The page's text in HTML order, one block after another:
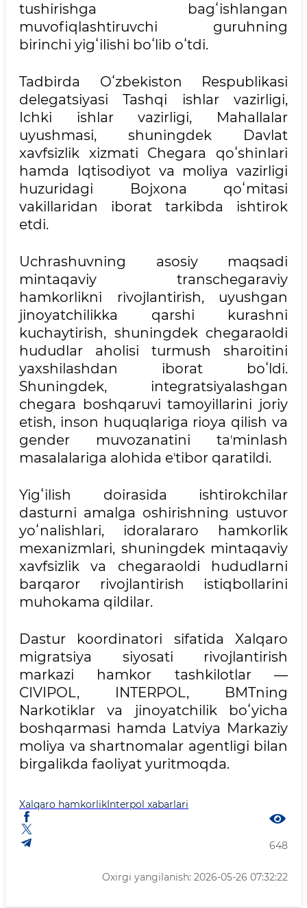
tushirishga bagʻishlangan
muvofiqlashtiruvchi guruhning
birinchi yigʻilishi boʻlib oʻtdi.
Tadbirda Oʻzbekiston Respublikasi
delegatsiyasi Tashqi ishlar vazirligi,
Ichki ishlar vazirligi, Mahallalar
uyushmasi, shuningdek Davlat
xavfsizlik xizmati Chegara qoʻshinlari
hamda Iqtisodiyot va moliya vazirligi
huzuridagi Bojxona qoʻmitasi
vakillaridan iborat tarkibda ishtirok
etdi.
Uchrashuvning asosiy maqsadi
mintaqaviy transchegaraviy
hamkorlikni rivojlantirish, uyushgan
jinoyatchilikka qarshi kurashni
kuchaytirish, shuningdek chegaraoldi
hududlar aholisi turmush sharoitini
yaxshilashdan iborat boʻldi.
Shuningdek, integratsiyalashgan
chegara boshqaruvi tamoyillarini joriy
etish, inson huquqlariga rioya qilish va
gender muvozanatini taʼminlash
masalalariga alohida eʼtibor qaratildi.
Yigʻilish doirasida ishtirokchilar
dasturni amalga oshirishning ustuvor
yoʻnalishlari, idoralararo hamkorlik
mexanizmlari, shuningdek mintaqaviy
xavfsizlik va chegaraoldi hududlarni
barqaror rivojlantirish istiqbollarini
muhokama qildilar.
Dastur koordinatori sifatida Xalqaro
migratsiya siyosati rivojlantirish
markazi hamkor tashkilotlar —
CIVIPOL, INTERPOL, BMTning
Narkotiklar va jinoyatchilik boʻyicha
boshqarmasi hamda Latviya Markaziy
moliya va shartnomalar agentligi bilan
birgalikda faoliyat yuritmoqda.
Xalqaro hamkorlikInterpol xabarlari
648
Oxirgi yangilanish: 2026-05-26 07:32:22